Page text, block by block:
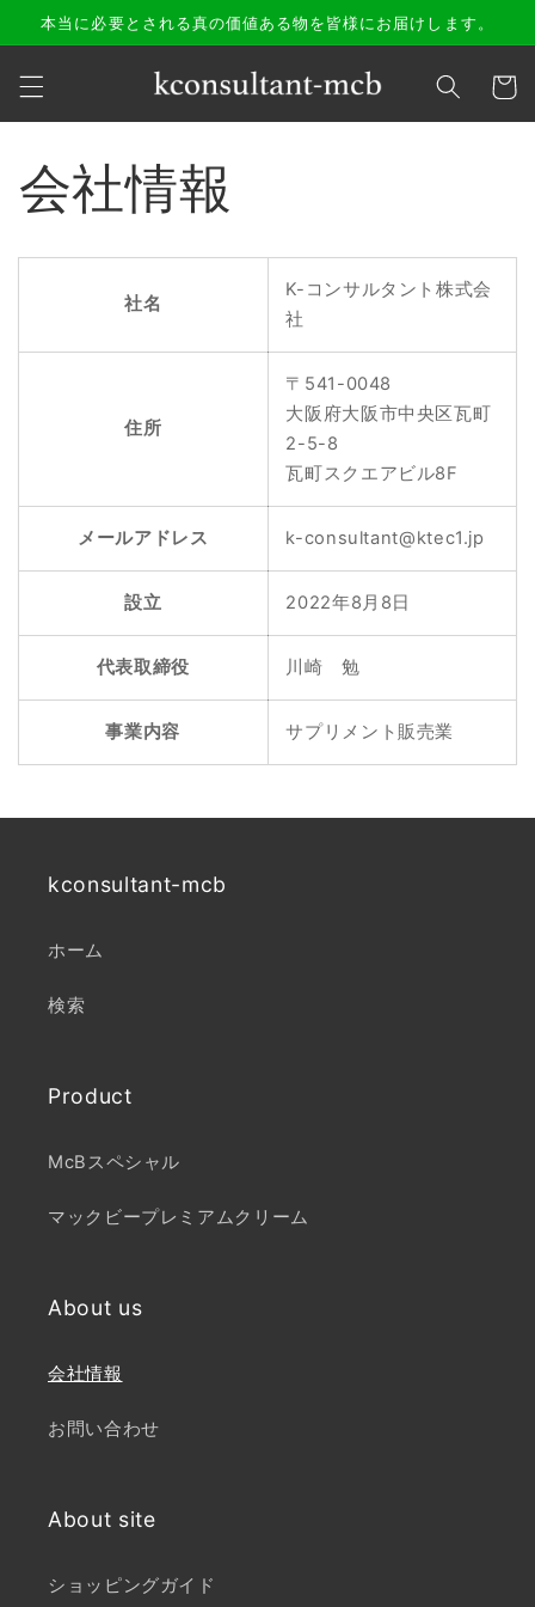
ンツに
進む
本当に必要とされる真の価値ある物を皆様にお届けします。
ー
会社情報
社名
K-コンサルタント株式会
社
住所
〒541-0048
大阪府大阪市中央区瓦町
2-5-8
瓦町スクエアビル8F
メールアドレス k-consultant@ktec1.jp
設立 2022年8月8日
代表取締役 川崎 勉
事業内容 サプリメント販売業
kconsultant-mcb
ホーム
検索
Product
McBスペシャル
マックビープレミアムクリーム
About us
会社情報
お問い合わせ
About site
ショッピングガイド